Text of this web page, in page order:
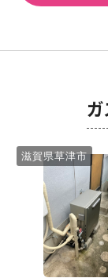
滋賀県草津市